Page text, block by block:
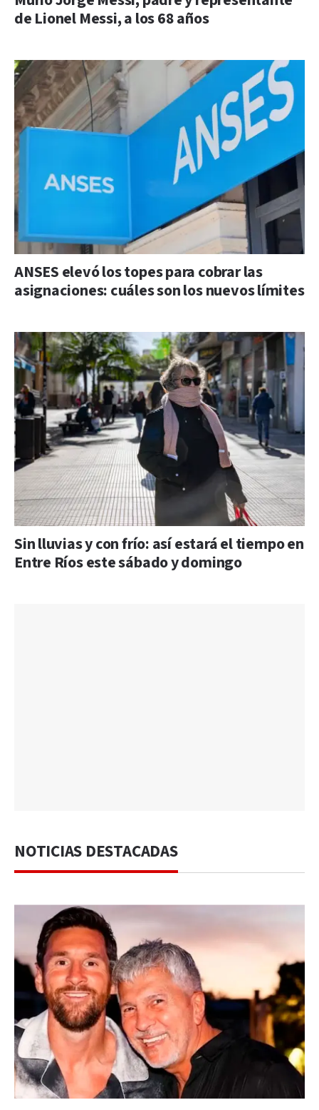
de Lionel Messi, a los 68 años
ANSES elevó los topes para cobrar las
asignaciones: cuáles son los nuevos límites
Sin lluvias y con frío: así estará el tiempo en
Entre Ríos este sábado y domingo
NOTICIAS DESTACADAS